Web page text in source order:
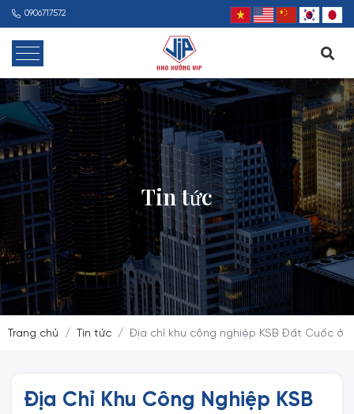
0906717572
Tin tức
Trang chủ Tin tức Địa chỉ khu công nghiệp KSB Đất Cuốc ở
Địa Chỉ Khu Công Nghiệp KSB